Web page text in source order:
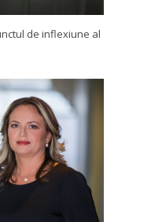
de inflexiune al